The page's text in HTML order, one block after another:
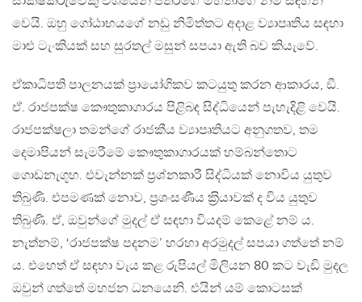
වෙයි. ඔහු ගෝඨාභයගේ නඩු නිමිත්තට අදාළ ව්‍යාපෘතිය සඳහා
මාළු ටැංකියක් සහ සුරතල් මසුන් සපයා ඇති බව කියැවේ.
ඒකාධිපති පාලනයක් ප‍්‍රායෝගිකව කටයුතු කරන ආකාරය, ඞී.
ඒ. රාජපක්ෂ කෞතුකාගාරය පිළිබඳ සිද්ධියෙන් පැහැදිළි වෙයි.
රාජපක්ෂලා තමන්ගේ රාජකීය ව්‍යාපෘතියට අනුගතව, තම
දෙමාපියන් සැමරීමේ කෞතුකාගාරයක් හම්බන්තොට
ගොඩනැගූහ. එවැන්නක් ප‍්‍රශ්නකාරී සිද්ධියක් නොවිය යුතුව
තිබුණි. එපමණක් නොව, ප‍්‍රශංසණීය ක‍්‍රියාවක් ද විය යුතුව
තිබුණි. ඒ, ඔවුන්ගේ මුදල් ඒ සඳහා වියදම් කෙළේ නම් ය.
නැත්නම්, ‘රාජපක්ෂ පදනම’ හරහා අරමුදල් සපයා ගත්තේ නම්
ය. එහෙත් ඒ සඳහා වැය කළ රුපියල් මිලියන 80 කට වැඩි මුදල
ඔවුන් ගත්තේ මහජන ධනයෙනි. එයින් යම් කොටසක්